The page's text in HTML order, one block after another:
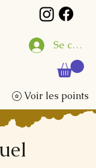
Se
Voir les points